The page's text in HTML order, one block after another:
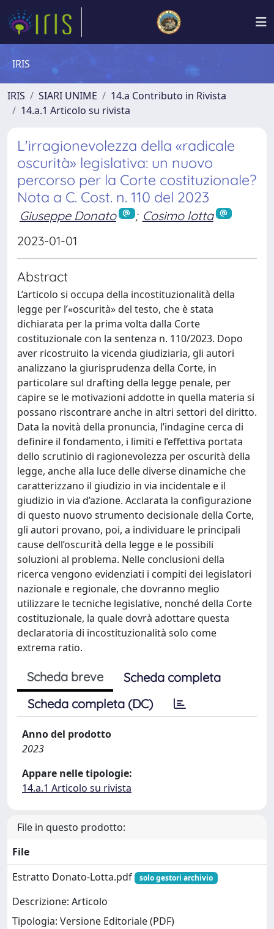
IRIS
IRIS SIARI UNIME
14.a Contributo in Rivista
14.a.1 Articolo su rivista
L'irragionevolezza della «radicale
oscurità» legislativa: un nuovo
percorso per la Corte costituzionale?
Nota a C. Cost. n. 110 del 2023
Giuseppe Donato ; Cosimo lotta
2023-01-01
Abstract
L’articolo si occupa della incostituzionalità della
legge per l’«oscurità» del testo, che è stata
dichiarata per la prima volta dalla Corte
costituzionale con la sentenza n. 110/2023. Dopo
aver ricostruito la vicenda giudiziaria, gli autori
analizzano la giurisprudenza della Corte, in
particolare sul drafting della legge penale, per
capire se le motivazioni addotte in quella materia si
possano riscontrare anche in altri settori del diritto.
Data la novità della pronuncia, l’indagine cerca di
definire il fondamento, i limiti e l’effettiva portata
dello scrutinio di ragionevolezza per oscurità della
legge, anche alla luce delle diverse dinamiche che
caratterizzano il giudizio in via incidentale e il
giudizio in via d’azione. Acclarata la configurazione
di questo nuovo strumento decisionale della Corte,
gli autori provano, poi, a individuare le principali
cause dell’oscurità della legge e le possibili
soluzioni al problema. Nelle conclusioni della
ricerca vengono evidenziati i compiti dei legislatori
nazionale e regionale, che dovranno meglio
utilizzare le tecniche legislative, nonché della Corte
costituzionale, la quale dovrà adottare questa
declaratoria di incostituzionalità solo come
extrema ratio.
Scheda breve
Scheda completa
Scheda completa (DC)
Anno del prodotto
2023
Appare nelle tipologie:
14.a.1 Articolo su rivista
File in questo prodotto:
File
Estratto Donato-Lotta.pdf
solo gestori archivio
Descrizione: Articolo
Tipologia: Versione Editoriale (PDF)